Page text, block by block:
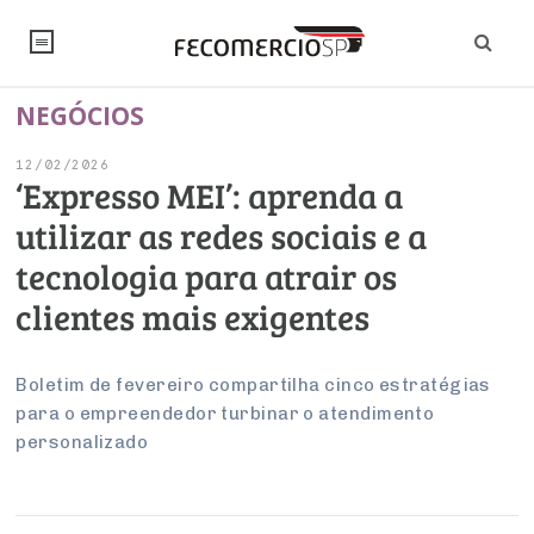
NOTÍCIAS
Editorial
Artigos
Institucional
Debates Fecomercio-SP
PROJETOS ESPECIAIS:
UM BRASIL
Economia
Pesquisas
Brasil
Internacional
Modernização do Estado
Inteligência Artificial
Legislação
Empresas
Arbitragem e Mediação
Varejo
Sustentabilidade
SINDICATOS
PESQUISAS
FALE CONOSCO
Sobre
CONSELHOS
Conselho de Emprego e Relações do Trabalho
NEGÓCIOS
12/02/2026
‘Expresso MEI’: aprenda a
utilizar as redes sociais e a
tecnologia para atrair os
clientes mais exigentes
Boletim de fevereiro compartilha cinco estratégias
para o empreendedor turbinar o atendimento
personalizado